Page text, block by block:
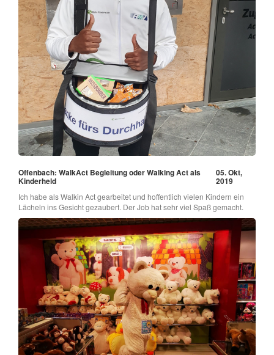
Offenbach: WalkAct Begleitung oder Walking Act als
Kinderheld
05. Okt,
2019
Ich habe als Walkin Act gearbeitet und hoffentlich vielen Kindern ein
Lächeln ins Gesicht gezaubert. Der Job hat sehr viel Spaß gemacht.